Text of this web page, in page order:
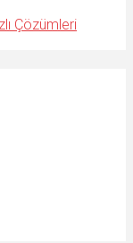
Çözümleri